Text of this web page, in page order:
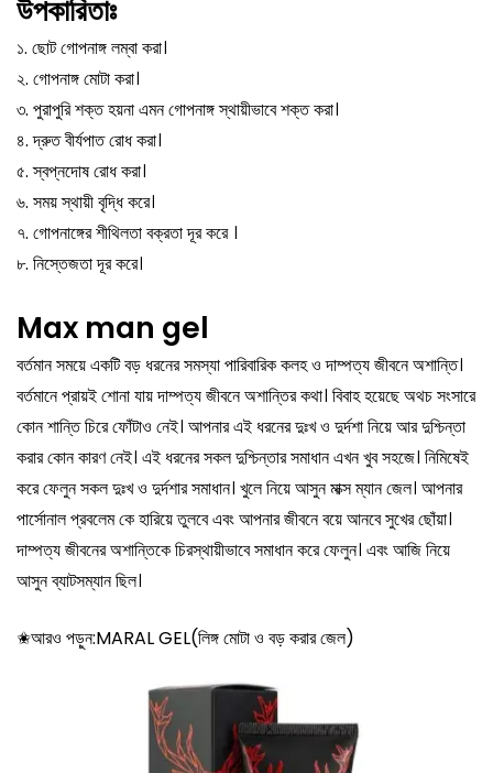
উপকারিতাঃ
১. ছোট গোপনাঙ্গ লম্বা করা।
২. গোপনাঙ্গ মোটা করা।
৩. পুরাপুরি শক্ত হয়না এমন গোপনাঙ্গ স্থায়ীভাবে শক্ত করা।
৪. দ্রুত বীর্যপাত রোধ করা।
৫. স্বপ্নদোষ রোধ করা।
৬. সময় স্থায়ী বৃদ্ধি করে।
৭. গোপনাঙ্গের শীথিলতা বক্রতা দূর করে ।
৮. নিস্তেজতা দূর করে।
Max man gel
বর্তমান সময়ে একটি বড় ধরনের সমস্যা পারিবারিক কলহ ও দাম্পত্য জীবনে অশান্তি।
বর্তমানে প্রায়ই শোনা যায় দাম্পত্য জীবনে অশান্তির কথা। বিবাহ হয়েছে অথচ সংসারে
কোন শান্তি চিরে ফোঁটাও নেই। আপনার এই ধরনের দুঃখ ও দুর্দশা নিয়ে আর দুশ্চিন্তা
করার কোন কারণ নেই। এই ধরনের সকল দুশ্চিন্তার সমাধান এখন খুব সহজে। নিমিষেই
করে ফেলুন সকল দুঃখ ও দুর্দশার সমাধান। খুলে নিয়ে আসুন মাক্স ম্যান জেল। আপনার
পার্সোনাল প্রবলেম কে হারিয়ে তুলবে এবং আপনার জীবনে বয়ে আনবে সুখের ছোঁয়া।
দাম্পত্য জীবনের অশান্তিকে চিরস্থায়ীভাবে সমাধান করে ফেলুন। এবং আজি নিয়ে
আসুন ব্যাটসম্যান ছিল।
✬আরও পড়ুন:MARAL GEL(লিঙ্গ মোটা ও বড় করার জেল)